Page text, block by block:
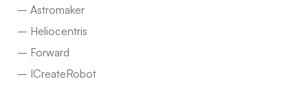
– Astromaker
– Heliocentris
– Forward
– ICreateRobot